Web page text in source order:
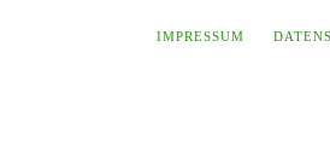
IMPRESSUM